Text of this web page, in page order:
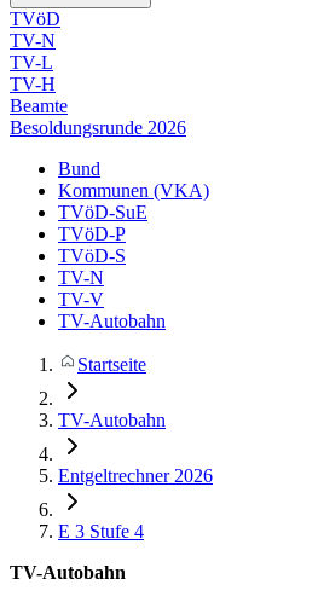
TVöD
TV-N
TV-L
TV-H
Beamte
Besoldungsrunde 2026
Bund
Kommunen (VKA)
TVöD-SuE
TVöD-P
TVöD-S
TV-N
TV-V
TV-Autobahn
Startseite
TV-Autobahn
Entgeltrechner 2026
E 3 Stufe 4
TV-Autobahn